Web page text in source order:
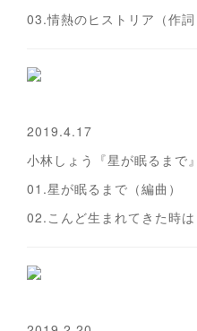
03.情熱のヒストリア（作詞
2019.4.17
小林しょう『星が眠るまで』
01.星が眠るまで（編曲）
02.こんど生まれてきた時は